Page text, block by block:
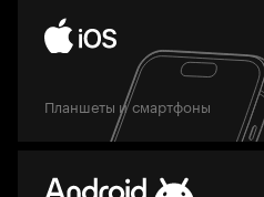
Планшеты и смартфоны